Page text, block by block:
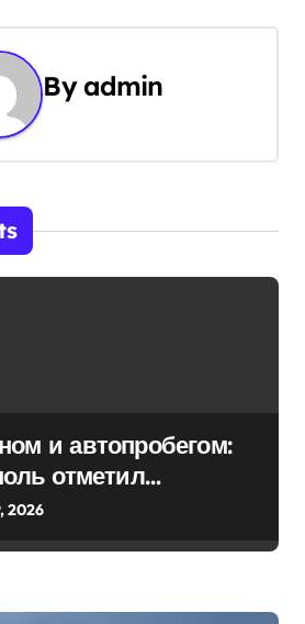
Byadmin
и автопробегом:
отметил
с Россией
2026